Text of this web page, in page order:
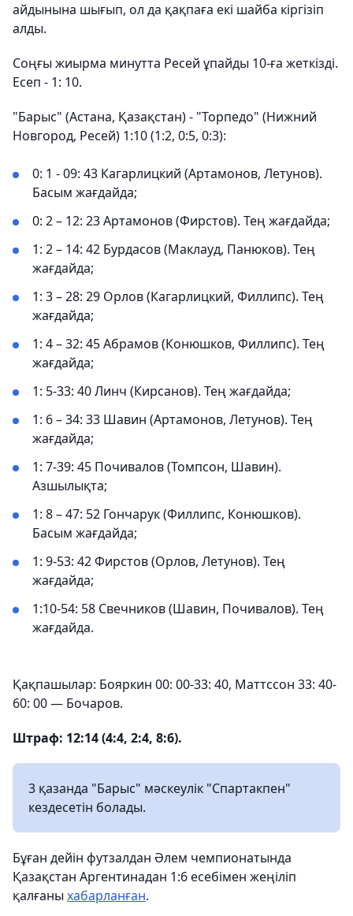
айдынына шығып, ол да қақпаға екі шайба кіргізіп
алды.
Соңғы жиырма минутта Ресей ұпайды 10-ға жеткізді.
Есеп - 1: 10.
"Барыс" (Астана, Қазақстан) - "Торпедо" (Нижний
Новгород, Ресей) 1:10 (1:2, 0:5, 0:3):
0: 1 - 09: 43 Кагарлицкий (Артамонов, Летунов).
Басым жағдайда;
0: 2 – 12: 23 Артамонов (Фирстов). Тең жағдайда;
1: 2 – 14: 42 Бурдасов (Маклауд, Панюков). Тең
жағдайда;
1: 3 – 28: 29 Орлов (Кагарлицкий, Филлипс). Тең
жағдайда;
1: 4 – 32: 45 Абрамов (Конюшков, Филлипс). Тең
жағдайда;
1: 5-33: 40 Линч (Кирсанов). Тең жағдайда;
1: 6 – 34: 33 Шавин (Артамонов, Летунов). Тең
жағдайда;
1: 7-39: 45 Почивалов (Томпсон, Шавин).
Азшылықта;
1: 8 – 47: 52 Гончарук (Филлипс, Конюшков).
Басым жағдайда;
1: 9-53: 42 Фирстов (Орлов, Летунов). Тең
жағдайда;
1:10-54: 58 Свечников (Шавин, Почивалов). Тең
жағдайда.
Қақпашылар: Бояркин 00: 00-33: 40, Маттссон 33: 40-
60: 00 — Бочаров.
Штраф: 12:14 (4:4, 2:4, 8:6).
3 қазанда "Барыс" мәскеулік "Спартакпен"
кездесетін болады.
Бұған дейін футзалдан Әлем чемпионатында
Қазақстан Аргентинадан 1:6 есебімен жеңіліп
қалғаны хабарланған.